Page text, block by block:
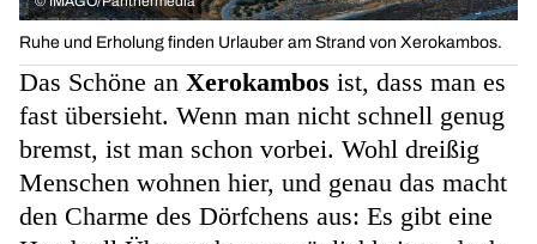
Ruhe und Erholung finden Urlauber am Strand von Xerokambos.
Das Schöne an Xerokambos ist, dass man es
fast übersieht. Wenn man nicht schnell genug
bremst, ist man schon vorbei. Wohl dreißig
Menschen wohnen hier, und genau das macht
den Charme des Dörfchens aus: Es gibt eine